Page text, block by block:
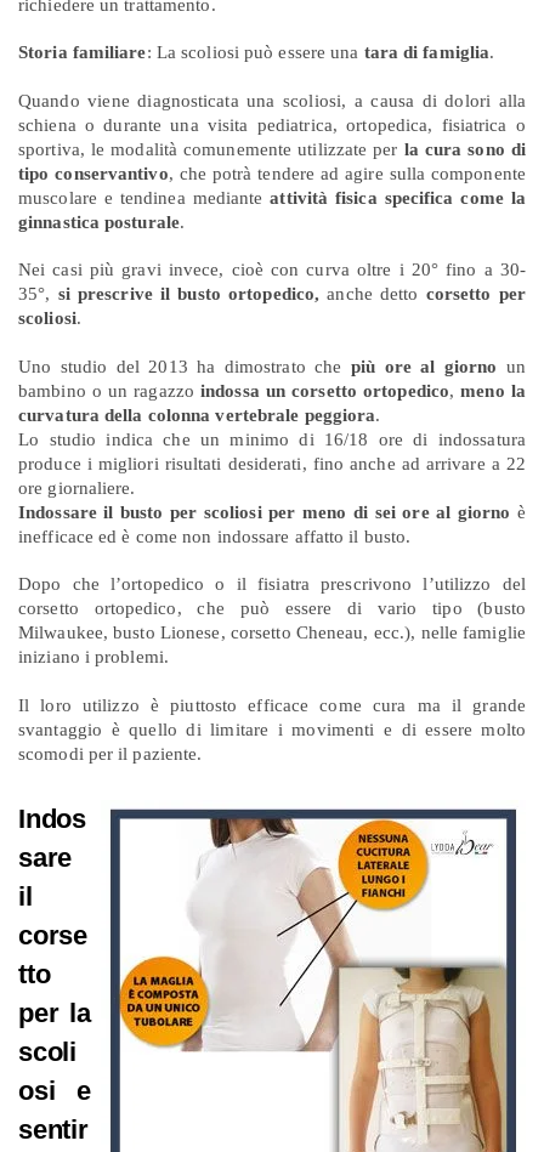
richiedere un trattamento.
Storia familiare: La scoliosi può essere una tara di famiglia.
Quando viene diagnosticata una scoliosi, a causa di dolori alla
schiena o durante una visita pediatrica, ortopedica, fisiatrica o
sportiva, le modalità comunemente utilizzate per la cura sono di
tipo conservantivo, che potrà tendere ad agire sulla componente
muscolare e tendinea medianteattività fisica specifica come la
ginnastica posturale.
Nei casi più gravi invece, cioè con curva oltre i 20° fino a 30-
35°, si prescrive il busto ortopedico, anche detto corsetto per
scoliosi.
Uno studio del 2013 ha dimostrato che più ore al giorno un
bambino o un ragazzoindossa un corsetto ortopedico,meno la
curvatura della colonna vertebrale peggiora.
Lo studio indica che un minimo di 16/18 ore di indossatura
produce i migliori risultati desiderati, fino anche ad arrivare a 22
ore giornaliere.
Indossare il busto per scoliosi per meno di sei ore al giorno è
inefficace ed è come non indossare affatto il busto.
Dopo che l’ortopedico o il fisiatra prescrivono l’utilizzo del
corsetto ortopedico, che può essere di vario tipo (busto
Milwaukee, busto Lionese, corsetto Cheneau, ecc.), nelle famiglie
iniziano i problemi.
Il loro utilizzo è piuttosto efficace come cura ma il grande
svantaggio è quello di limitare i movimenti e di essere molto
scomodi per il paziente.
Indos
sare
il
corse
tto
per la
scoli
osi e
sentir